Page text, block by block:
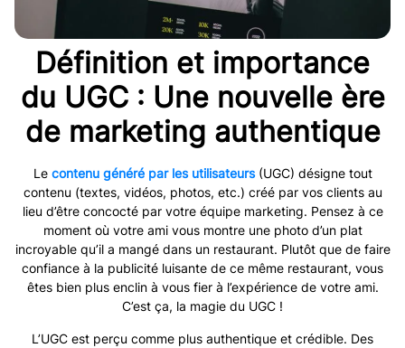
Définition et importance
du UGC : Une nouvelle ère
de marketing authentique
Le contenu généré par les utilisateurs(UGC) désigne tout
contenu (textes, vidéos, photos, etc.) créé par vos clients au
lieu d’être concocté par votre équipe marketing. Pensez à ce
moment où votre ami vous montre une photo d’un plat
incroyable qu’il a mangé dans un restaurant. Plutôt que de faire
confiance à la publicité luisante de ce même restaurant, vous
êtes bien plus enclin à vous fier à l’expérience de votre ami.
C’est ça, la magie du UGC !
L’UGC est perçu comme plus authentique et crédible. Des